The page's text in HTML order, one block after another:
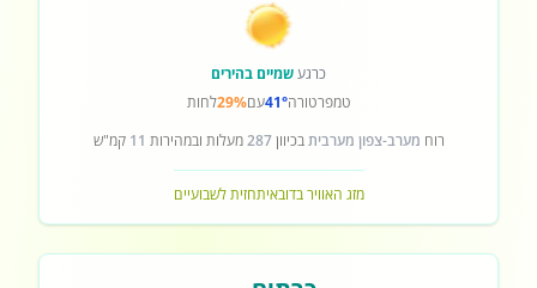
כרגעשמיים בהירים
טמפרטורה41°עם29%לחות
רוח מערב-צפון מערביתבכיוון287מעלות ובמהירות 11 קמ"ש
מזג האוויר בדובאיתחזית לשבועיים